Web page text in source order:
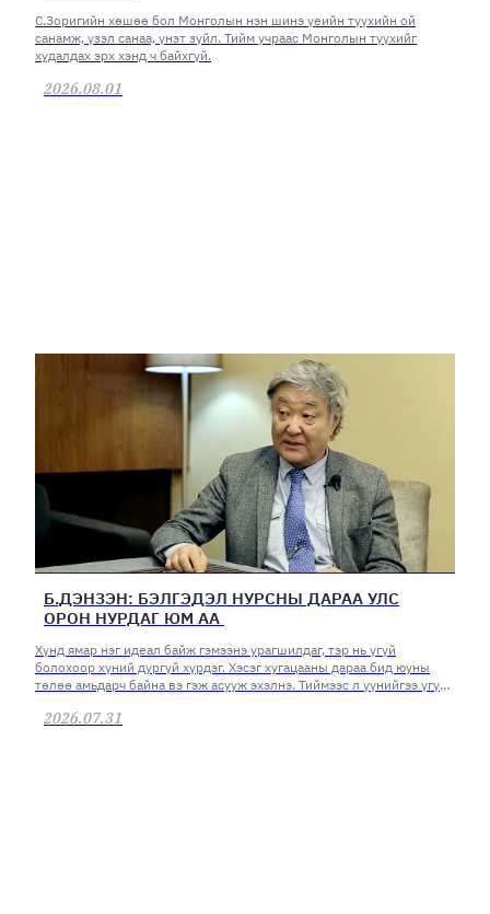
С.Зоригийн хөшөө бол Монголын нэн шинэ үеийн түүхийн ой
санамж, үзэл санаа, үнэт зүйл. Тийм учраас Монголын түүхийг
худалдах эрх хэнд ч байхгүй.
2026.08.01
Б.ДЭНЗЭН: БЭЛГЭДЭЛ НУРСНЫ ДАРАА УЛС
ОРОН НУРДАГ ЮМ АА
Хүнд ямар нэг идеал байж гэмээнэ урагшилдаг, тэр нь үгүй
болохоор хүний дургүй хүрдэг. Хэсэг хугацааны дараа бид юуны
төлөө амьдарч байна вэ гэж асууж эхэлнэ. Тиймээс л үүнийгээ үгүй
2026.07.31